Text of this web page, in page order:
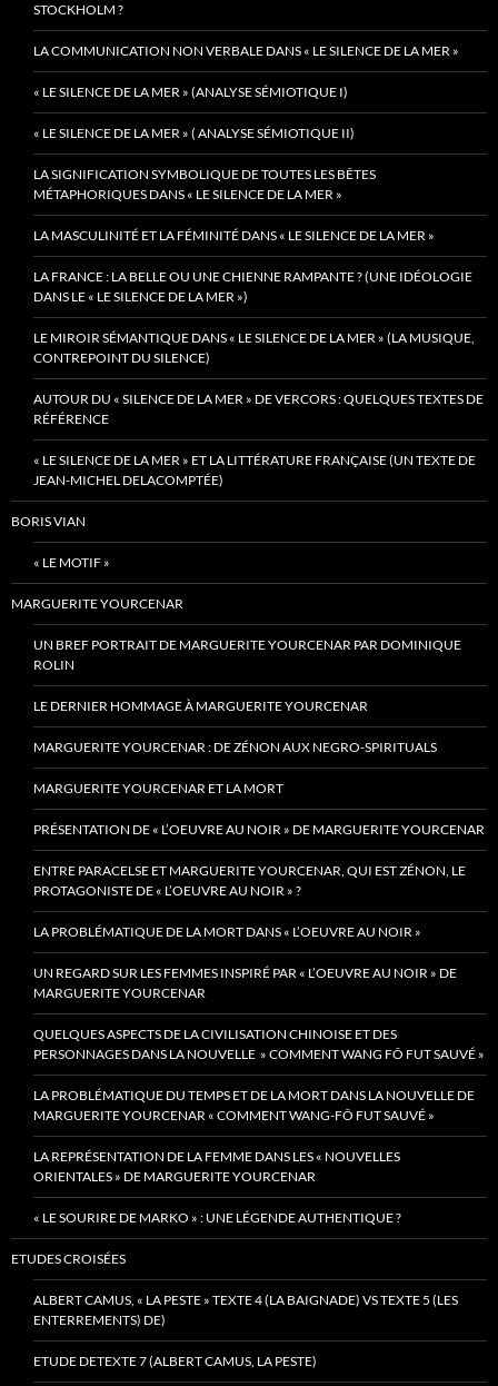
STOCKHOLM ?
LA COMMUNICATION NON VERBALE DANS « LE SILENCE DE LA MER »
« LE SILENCE DE LA MER » (ANALYSE SÉMIOTIQUE I)
« LE SILENCE DE LA MER » ( ANALYSE SÉMIOTIQUE II)
LA SIGNIFICATION SYMBOLIQUE DE TOUTES LES BÊTES
MÉTAPHORIQUES DANS « LE SILENCE DE LA MER »
LA MASCULINITÉ ET LA FÉMINITÉ DANS « LE SILENCE DE LA MER »
LA FRANCE : LA BELLE OU UNE CHIENNE RAMPANTE ? (UNE IDÉOLOGIE
DANS LE « LE SILENCE DE LA MER »)
LE MIROIR SÉMANTIQUE DANS « LE SILENCE DE LA MER » (LA MUSIQUE,
CONTREPOINT DU SILENCE)
AUTOUR DU « SILENCE DE LA MER » DE VERCORS : QUELQUES TEXTES DE
RÉFÉRENCE
« LE SILENCE DE LA MER » ET LA LITTÉRATURE FRANÇAISE (UN TEXTE DE
JEAN-MICHEL DELACOMPTÉE)
BORIS VIAN
« LE MOTIF »
MARGUERITE YOURCENAR
UN BREF PORTRAIT DE MARGUERITE YOURCENAR PAR DOMINIQUE
ROLIN
LE DERNIER HOMMAGE À MARGUERITE YOURCENAR
MARGUERITE YOURCENAR : DE ZÉNON AUX NEGRO-SPIRITUALS
MARGUERITE YOURCENAR ET LA MORT
PRÉSENTATION DE « L’OEUVRE AU NOIR » DE MARGUERITE YOURCENAR
ENTRE PARACELSE ET MARGUERITE YOURCENAR, QUI EST ZÉNON, LE
PROTAGONISTE DE « L’OEUVRE AU NOIR » ?
LA PROBLÉMATIQUE DE LA MORT DANS « L’OEUVRE AU NOIR »
UN REGARD SUR LES FEMMES INSPIRÉ PAR « L’OEUVRE AU NOIR » DE
MARGUERITE YOURCENAR
QUELQUES ASPECTS DE LA CIVILISATION CHINOISE ET DES
PERSONNAGES DANS LA NOUVELLE » COMMENT WANG FÔ FUT SAUVÉ »
LA PROBLÉMATIQUE DU TEMPS ET DE LA MORT DANS LA NOUVELLE DE
MARGUERITE YOURCENAR « COMMENT WANG-FÔ FUT SAUVÉ »
LA REPRÉSENTATION DE LA FEMME DANS LES « NOUVELLES
ORIENTALES » DE MARGUERITE YOURCENAR
« LE SOURIRE DE MARKO » : UNE LÉGENDE AUTHENTIQUE ?
ETUDES CROISÉES
ALBERT CAMUS, « LA PESTE » TEXTE 4 (LA BAIGNADE) VS TEXTE 5 (LES
ENTERREMENTS) DE)
ETUDE DETEXTE 7 (ALBERT CAMUS, LA PESTE)